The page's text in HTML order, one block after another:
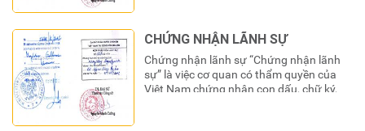
đó được công nhận và sử dụng tại Việt
CHỨNG NHẬN LÃNH SỰ
Chứng nhận lãnh sự “Chứng nhận lãnh
sự” là việc cơ quan có thẩm quyền của
Việt Nam chứng nhận con dấu, chữ ký,